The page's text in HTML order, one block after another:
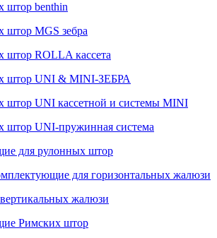
штор benthin
штор MGS зебра
штор ROLLA кассета
штор UNI & MINI-ЗЕБРА
штор UNI кассетной и системы MINI
штор UNI-пружинная система
для рулонных штор
для горизонтальных жалюзи
жалюзи
Римских штор